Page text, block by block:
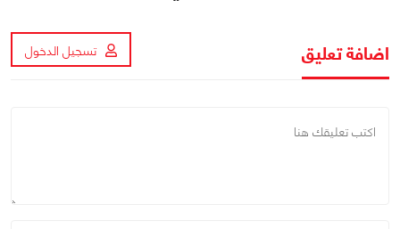
اضافة تعليق تسجيل الدخول